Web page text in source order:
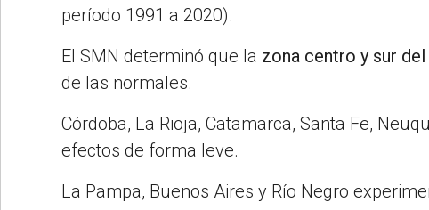
período 1991 a 2020).
El SMN determinó que la zona centro y sur del
de las normales.
Córdoba, La Rioja, Catamarca, Santa Fe,
efectos de forma leve.
La Pampa, Buenos Aires y Río Negro